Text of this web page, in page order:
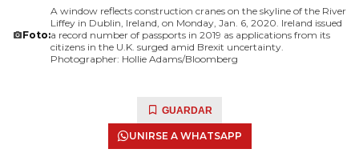
Foto:
A window reflects construction cranes on the skyline of the River
Liffey in Dublin, Ireland, on Monday, Jan. 6, 2020. Ireland issued
a record number of passports in 2019 as applications from its
citizens in the U.K. surged amid Brexit uncertainty.
Photographer: Hollie Adams/Bloomberg
GUARDAR
UNIRSE A WHATSAPP